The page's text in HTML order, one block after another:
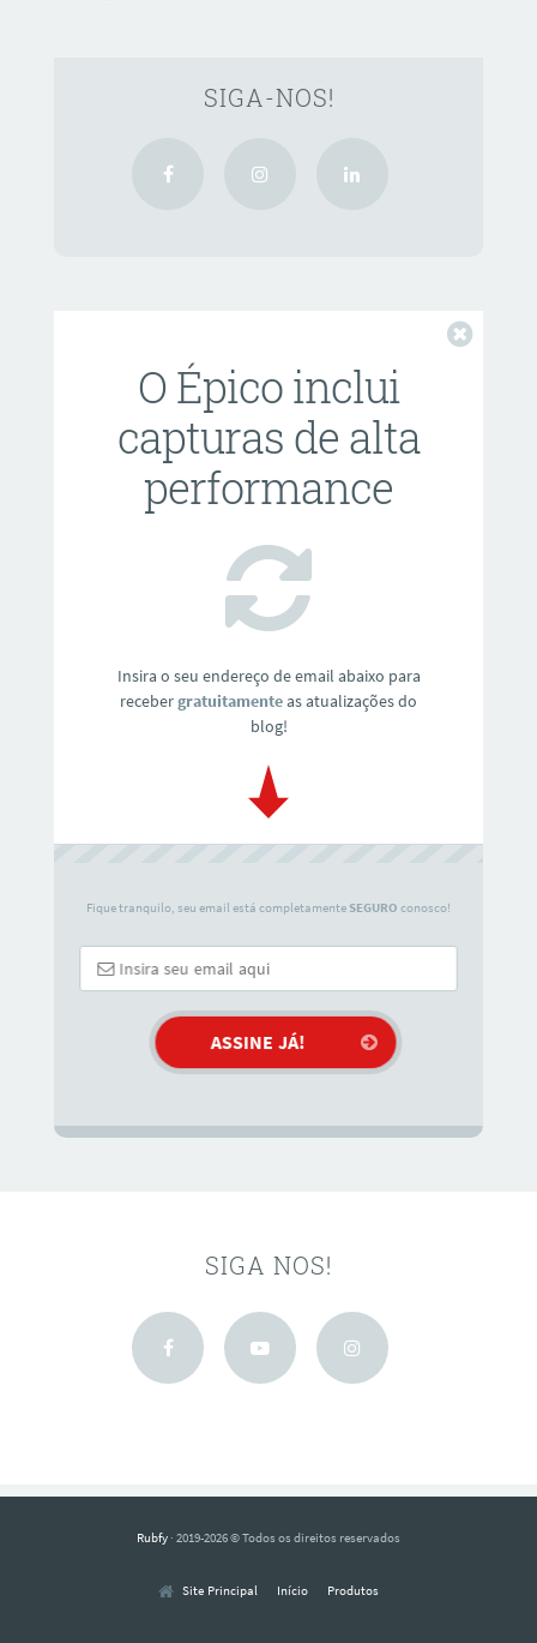
SIGA-NOS!
O Épico inclui
capturas de alta
performance
Insira o seu endereço de email abaixo para
recebergratuitamenteas atualizações do
blog!
Fique tranquilo, seu email está completamente SEGURO conosco!
SIGA NOS!
Rubfy · 2019-2026 © Todos os direitos reservados
Site Principal Início Produtos